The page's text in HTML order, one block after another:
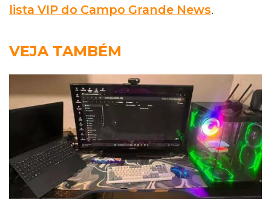
lista VIP do Campo Grande News.
VEJA TAMBÉM